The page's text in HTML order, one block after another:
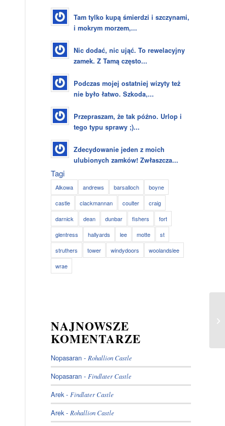
Tam tylko kupą śmierdzi i szczynami,
i mokrym morzem,...
Nic dodać, nic ująć. To rewelacyjny
zamek. Z Tamą często...
Podczas mojej ostatniej wizyty też
nie było łatwo. Szkoda,...
Przepraszam, że tak późno. Urlop i
tego typu sprawy ;)...
Zdecydowanie jeden z moich
ulubionych zamków! Zwłaszcza...
Tagi
Alkowa andrews barsalloch
boyne
castle
clackmannan coulter
craig
darnick
dean dunbar fishers
fort
glentress
hallyards lee motte
st
struthers
tower windydoors
woolandslee
wrae
NAJNOWSZE
KOMENTARZE
Nopasaran -Rohallion Castle
Nopasaran -Findlater Castle
Arek-Findlater Castle
Arek-Rohallion Castle